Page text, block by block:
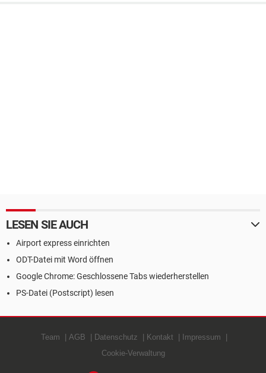
LESEN SIE AUCH
Airport express einrichten
ODT-Datei mit Word öffnen
Google Chrome: Geschlossene Tabs wiederherstellen
PS-Datei (Postscript) lesen
Team AGB Datenschutz Kontakt
Impressum
Cookie-Verwaltung